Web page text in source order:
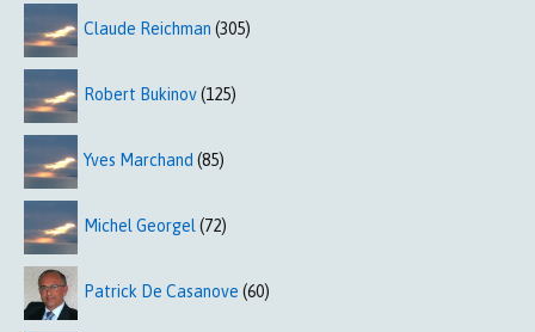
Claude Reichman (305)
Robert Bukinov(125)
Yves Marchand (85)
Michel Georgel(72)
Patrick De Casanove (60)